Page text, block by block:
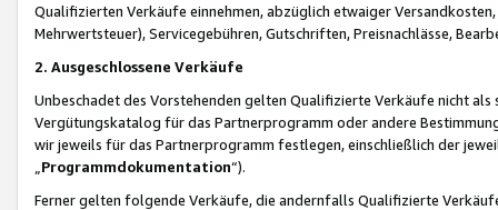
Qualifizierten Verkäufe einnehmen, abzüglich etwaiger
Mehrwertsteuer), Servicegebühren, Gutschriften, Preisnachlässe,
2. Ausgeschlossene Verkäufe
Unbeschadet des Vorstehenden gelten Qualifizierte Verkäufe nicht
Vergütungskatalog für das Partnerprogramm oder andere
wir jeweils für das Partnerprogramm festlegen, einschließlich der
Programmdokumentation“).
Ferner gelten folgende Verkäufe, die andernfalls Qualifizierte